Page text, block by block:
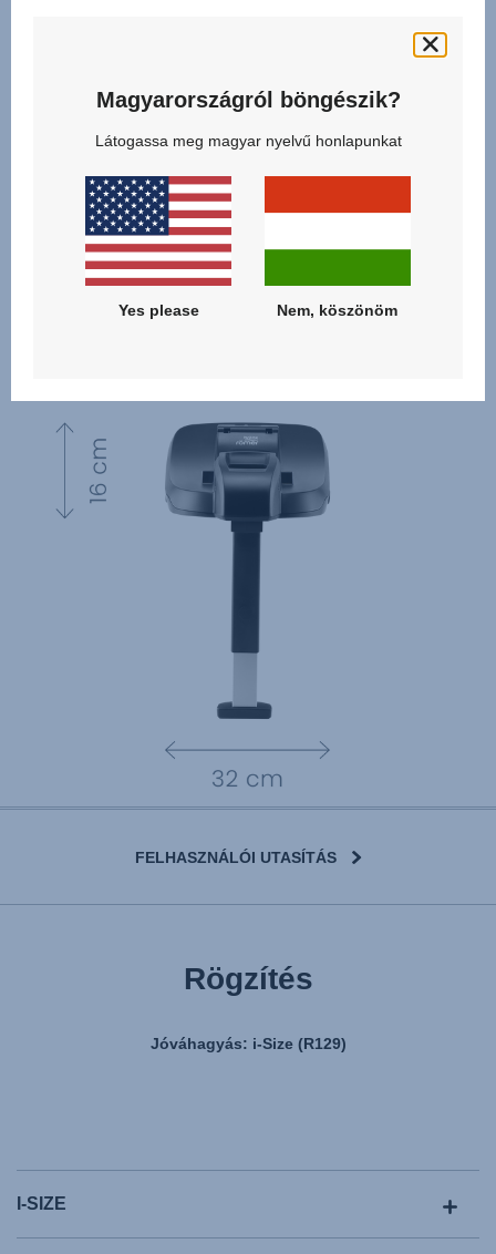
FELHASZNÁLÓI UTASÍTÁS
Rögzítés
Jóváhagyás: i-Size (R129)
I-SIZE
Magyarországról böngészik?
Látogassa meg magyar nyelvű honlapunkat
Yes please Nem, köszönöm